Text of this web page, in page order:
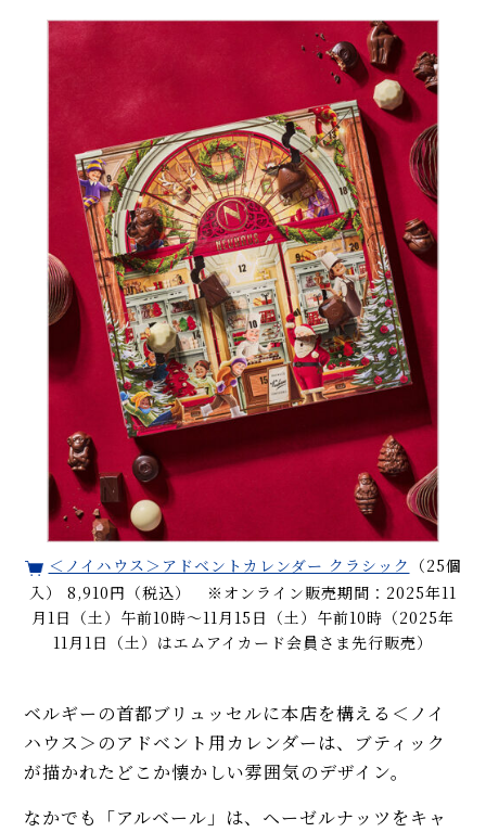
＜ノイハウス＞アドベントカレンダー クラシック （25個
入） 8,910円（税込） ※オンライン販売期間：2025年11
月1日（土）午前10時～11月15日（土）午前10時（2025年
11月1日（土）はエムアイカード会員さま先行販売）
ベルギーの首都ブリュッセルに本店を構える＜ノイ
ハウス＞のアドベント用カレンダーは、ブティック
が描かれたどこか懐かしい雰囲気のデザイン。
なかでも「アルベール」は、ヘーゼルナッツをキャ